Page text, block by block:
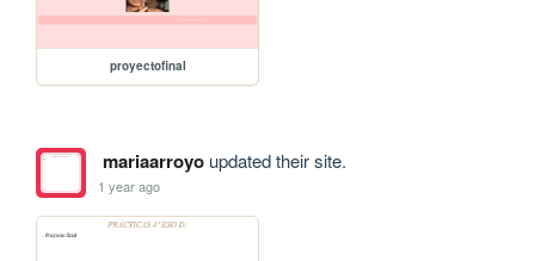
proyectofinal
mariaarroyoupdated their site.
1 year ago